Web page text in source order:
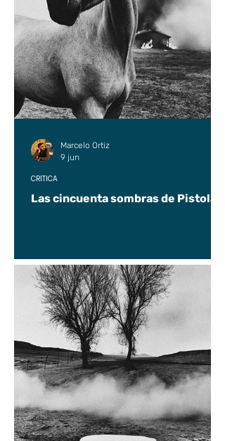
Las cincuenta sombras de Pistolas
CRÍTICA
Marcelo Ortiz
9 jun